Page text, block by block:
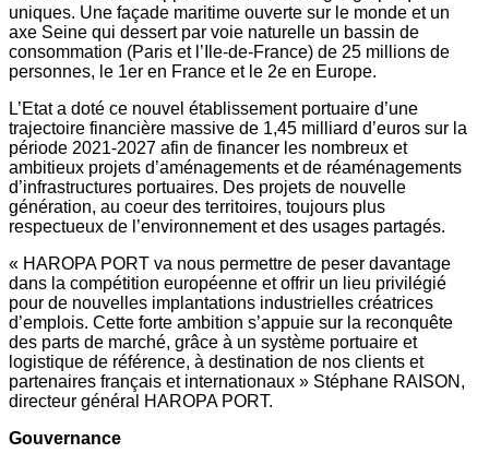
uniques. Une façade maritime ouverte sur le monde et un
axe Seine qui dessert par voie naturelle un bassin de
consommation (Paris et l’Ile-de-France) de 25 millions de
personnes, le 1er en France et le 2e en Europe.
L’Etat a doté ce nouvel établissement portuaire d’une
trajectoire financière massive de 1,45 milliard d’euros sur la
période 2021-2027 afin de financer les nombreux et
ambitieux projets d’aménagements et de réaménagements
d’infrastructures portuaires. Des projets de nouvelle
génération, au coeur des territoires, toujours plus
respectueux de l’environnement et des usages partagés.
« HAROPA PORT va nous permettre de peser davantage
dans la compétition européenne et offrir un lieu privilégié
pour de nouvelles implantations industrielles créatrices
d’emplois. Cette forte ambition s’appuie sur la reconquête
des parts de marché, grâce à un système portuaire et
logistique de référence, à destination de nos clients et
partenaires français et internationaux » Stéphane RAISON,
directeur général HAROPA PORT.
Gouvernance